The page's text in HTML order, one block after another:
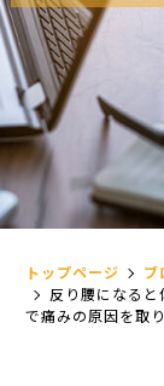
トップページ
ブ
反り腰になる
で痛みの原因を取